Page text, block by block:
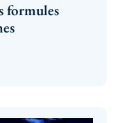
formules